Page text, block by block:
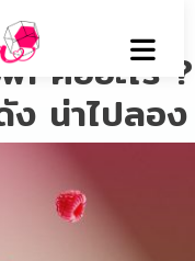
อิ
คืออะไร
น่าไปลอง